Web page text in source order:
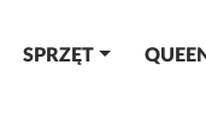
SPRZĘT